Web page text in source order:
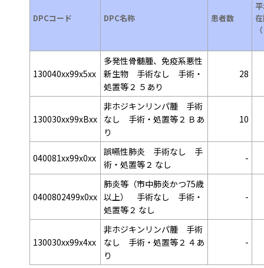
DPCコード DPC名称 患者数
130040xx99x5xx
多発性骨髄腫、免疫系悪性
新生物 手術なし 手術・
処置等２ ５あり
28
130030xx99xBxx
非ホジキンリンパ腫 手術
なし 手術・処置等２ Ｂあ
り
10
040081xx99x0xx
誤嚥性肺炎 手術なし 手
術・処置等２ なし
-
0400802499x0xx
肺炎等（市中肺炎かつ75歳
以上） 手術なし 手術・
処置等２ なし
-
130030xx99x4xx
非ホジキンリンパ腫 手術
なし 手術・処置等２ ４あ
り
-